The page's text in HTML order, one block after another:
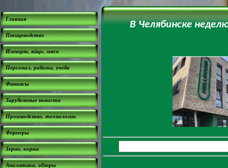
Главная
Птицеводство
Импорт, яйцо, мясо
Персонал, работа, учеба
Финансы
Зарубежные новости
Производство, технологии
Фермеры
Зерно, корма
Аналитика, обзоры
В Челябинске